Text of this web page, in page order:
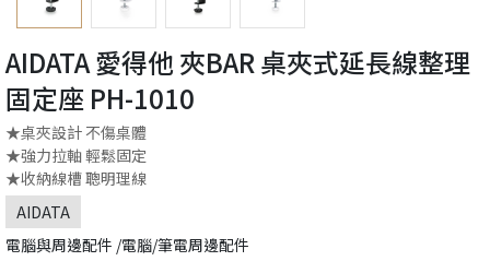
AIDATA 愛得他 夾BAR 桌夾式延長線整理
固定座 PH-1010
★桌夾設計 不傷桌體
★強力拉軸 輕鬆固定
★收納線槽 聰明理線
AIDATA
電腦與周邊配件 /電腦/筆電周邊配件